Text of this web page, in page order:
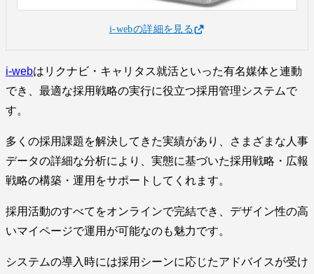
i-webの詳細を見る
i-webはリクナビ・キャリタス就活といった有名媒体と連動
でき、最適な採用戦略の実行に役立つ採用管理システムで
す。
多くの採用課題を解決してきた実績があり、さまざまな人事
データの詳細な分析により、実態に基づいた採用戦略・広報
戦略の構築・運用をサポートしてくれます。
採用活動のすべてをオンラインで完結でき、デザイン性の高
いマイページで運用が可能なのも魅力です。
システムの導入時には採用シーンに応じたアドバイスが受け